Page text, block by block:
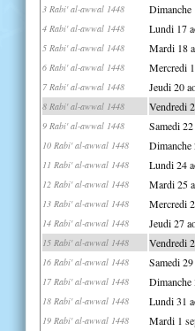
3 Rabi' al-awwal 1448 Dimanche
4 Rabi' al-awwal 1448 Lundi 17
5 Rabi' al-awwal 1448 Mardi 18
6 Rabi' al-awwal 1448 Mercredi
7 Rabi' al-awwal 1448 Jeudi 20
8 Rabi' al-awwal 1448 Vendredi
9 Rabi' al-awwal 1448 Samedi
10 Rabi' al-awwal 1448 Dimanche
11 Rabi' al-awwal 1448 Lundi 24
12 Rabi' al-awwal 1448 Mardi 25
13 Rabi' al-awwal 1448 Mercredi
14 Rabi' al-awwal 1448 Jeudi 27
15 Rabi' al-awwal 1448 Vendredi
16 Rabi' al-awwal 1448 Samedi
17 Rabi' al-awwal 1448 Dimanche
18 Rabi' al-awwal 1448 Lundi 31
19 Rabi' al-awwal 1448 Mardi 1